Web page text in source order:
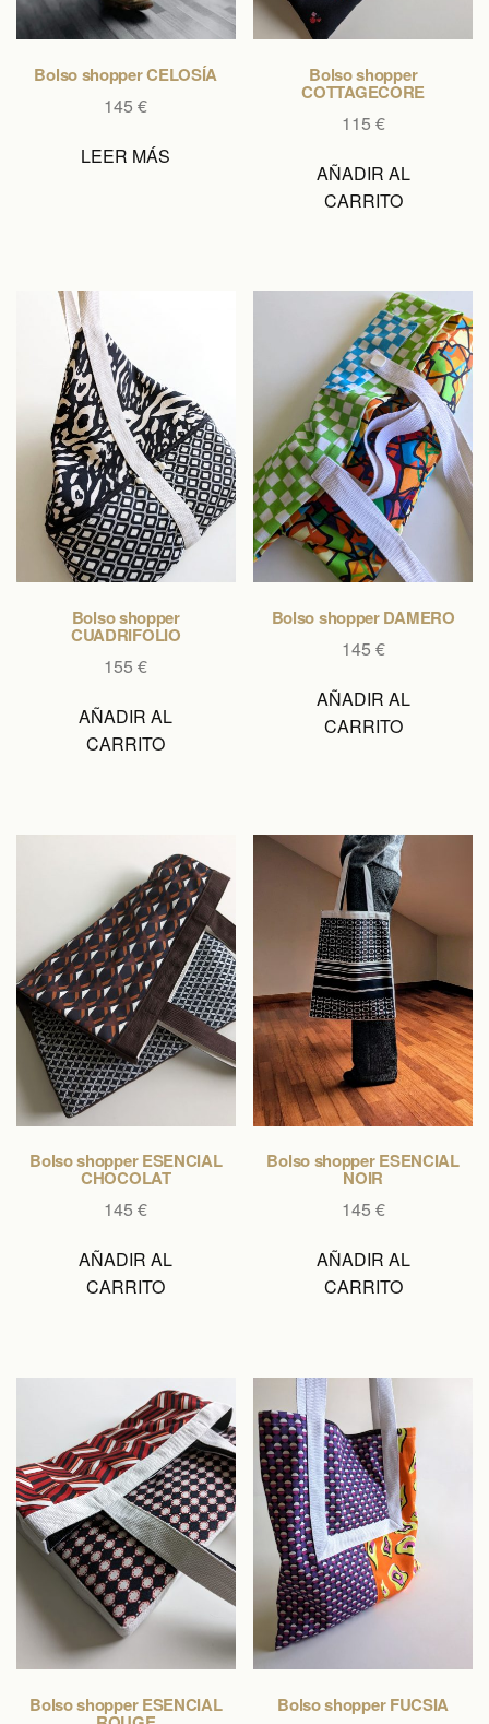
Bolso shopper CELOSÍA
145€
LEER MÁS
Bolso shopper
COTTAGECORE
115 €
AÑADIR AL
CARRITO
Bolso shopper
CUADRIFOLIO
155€
AÑADIR AL
CARRITO
Bolso shopper DAMERO
145 €
AÑADIR AL
CARRITO
Bolso shopper ESENCIAL
CHOCOLAT
145€
AÑADIR AL
CARRITO
Bolso shopper ESENCIAL
NOIR
145 €
AÑADIR AL
CARRITO
Bolso shopper ESENCIAL Bolso shopper FUCSIA